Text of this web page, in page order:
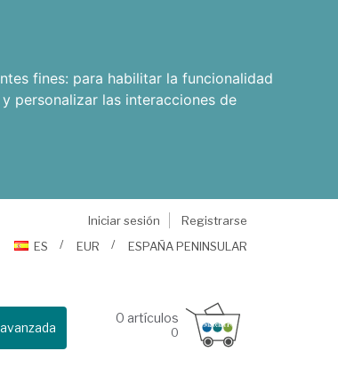
fines: para habilitar la funcionalidad
personalizar las interacciones de
Iniciar sesión
Registrarse
ES
EUR ESPAÑA PENINSULAR
0 artículos
0